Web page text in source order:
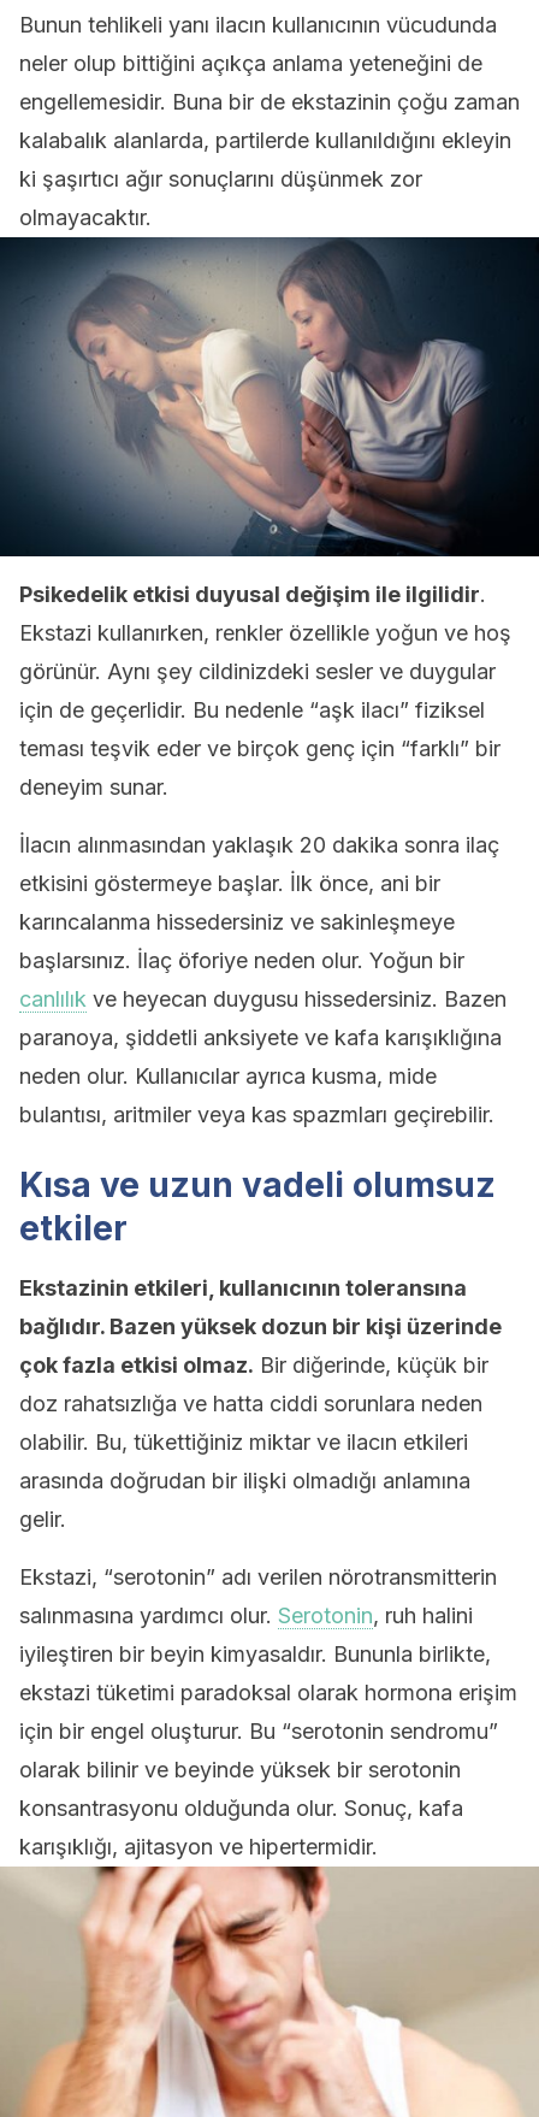
Bunun tehlikeli yanı ilacın kullanıcının vücudunda
neler olup bittiğini açıkça anlama yeteneğini de
engellemesidir. Buna bir de ekstazinin çoğu zaman
kalabalık alanlarda, partilerde kullanıldığını ekleyin
ki şaşırtıcı ağır sonuçlarını düşünmek zor
olmayacaktır.
Psikedelik etkisi duyusal değişim ile ilgilidir.
Ekstazi kullanırken, renkler özellikle yoğun ve hoş
görünür. Aynı şey cildinizdeki sesler ve duygular
için de geçerlidir. Bu nedenle “aşk ilacı” fiziksel
teması teşvik eder ve birçok genç için “farklı” bir
deneyim sunar.
İlacın alınmasından yaklaşık 20 dakika sonra ilaç
etkisini göstermeye başlar. İlk önce, ani bir
karıncalanma hissedersiniz ve sakinleşmeye
başlarsınız. İlaç öforiye neden olur. Yoğun bir
canlılık ve heyecan duygusu hissedersiniz. Bazen
paranoya, şiddetli anksiyete ve kafa karışıklığına
neden olur. Kullanıcılar ayrıca kusma, mide
bulantısı, aritmiler veya kas spazmları geçirebilir.
Kısa ve uzun vadeli olumsuz
etkiler
Ekstazinin etkileri, kullanıcının toleransına
bağlıdır. Bazen yüksek dozun bir kişi üzerinde
çok fazla etkisi olmaz. Bir diğerinde, küçük bir
doz rahatsızlığa ve hatta ciddi sorunlara neden
olabilir. Bu, tükettiğiniz miktar ve ilacın etkileri
arasında doğrudan bir ilişki olmadığı anlamına
gelir.
Ekstazi, “serotonin” adı verilen nörotransmitterin
salınmasına yardımcı olur. Serotonin, ruh halini
iyileştiren bir beyin kimyasaldır. Bununla birlikte,
ekstazi tüketimi paradoksal olarak hormona erişim
için bir engel oluşturur. Bu “serotonin sendromu”
olarak bilinir ve beyinde yüksek bir serotonin
konsantrasyonu olduğunda olur. Sonuç, kafa
karışıklığı, ajitasyon ve hipertermidir.